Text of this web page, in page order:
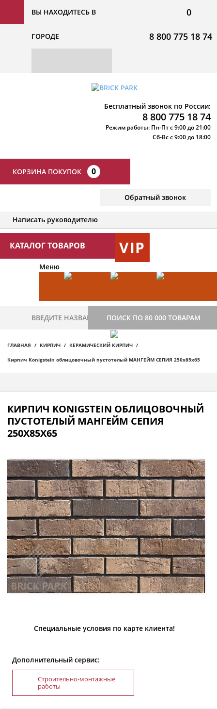
ВЫ НАХОДИТЕСЬ В
ГОРОДЕ
0
8 800 775 18 74
Бесплатный звонок по России:
8 800 775 18 74
Режим работы: Пн-Пт с 9:00 до 21:00
Сб-Вс с 9:00 до 18:00
КОРЗИНА ПОКУПОК 0
Обратный звонок
Написать руководителю
КАТАЛОГ ТОВАРОВ VIP
Меню
ПОИСК ПО 80 000 ТОВАРАМ
ГЛАВНАЯ КИРПИЧ КЕРАМИЧЕСКИЙ КИРПИЧ
Кирпич Konigstein облицовочный пустотелый МАНГЕЙМ СЕПИЯ 250х85х65
КИРПИЧ KONIGSTEIN ОБЛИЦОВОЧНЫЙ
ПУСТОТЕЛЫЙ МАНГЕЙМ СЕПИЯ
250Х85Х65
Специальные условия по карте клиента!
Дополнительный сервис:
Строительно-монтажные
работы